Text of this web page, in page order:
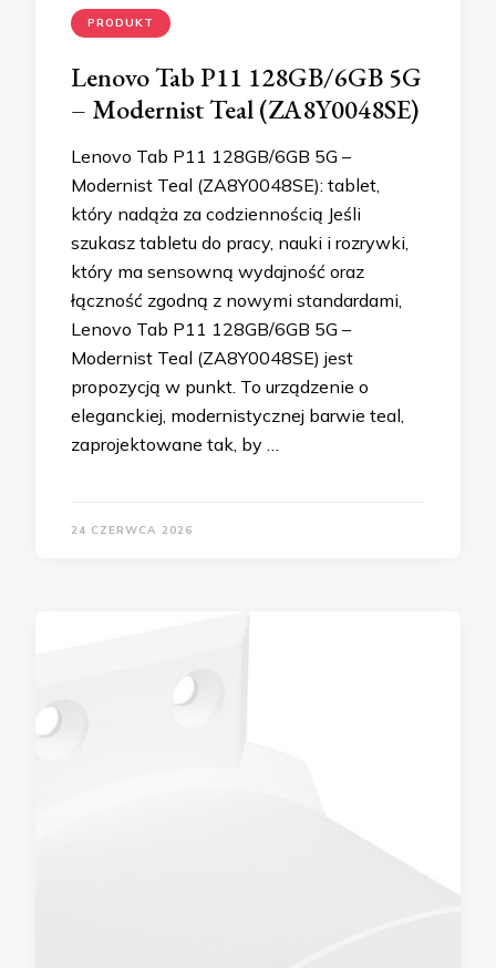
PRODUKT
Lenovo Tab P11 128GB/6GB 5G
– Modernist Teal (ZA8Y0048SE)
Lenovo Tab P11 128GB/6GB 5G –
Modernist Teal (ZA8Y0048SE): tablet,
który nadąża za codziennością Jeśli
szukasz tabletu do pracy, nauki i rozrywki,
który ma sensowną wydajność oraz
łączność zgodną z nowymi standardami,
Lenovo Tab P11 128GB/6GB 5G –
Modernist Teal (ZA8Y0048SE) jest
propozycją w punkt. To urządzenie o
eleganckiej, modernistycznej barwie teal,
zaprojektowane tak, by …
24 CZERWCA 2026